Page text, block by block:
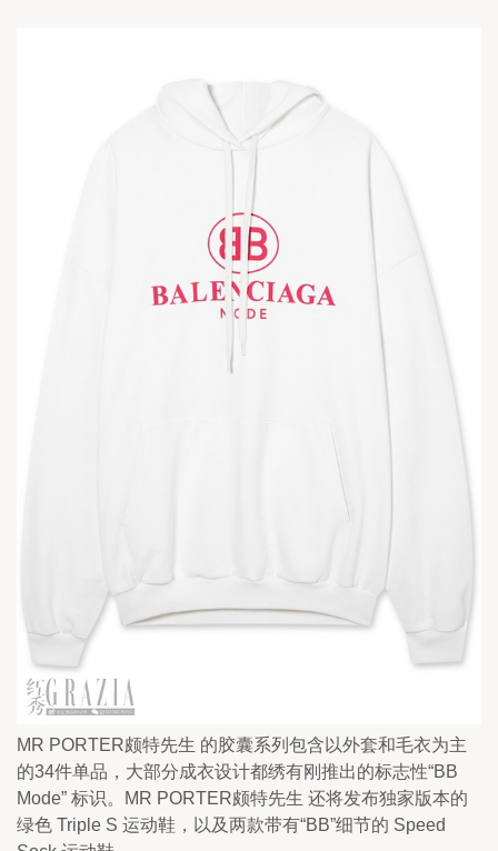
MR PORTER颇特先生 的胶囊系列包含以外套和毛衣为主
的34件单品，大部分成衣设计都绣有刚推出的标志性“BB
Mode” 标识。MR PORTER颇特先生 还将发布独家版本的
绿色 Triple S 运动鞋，以及两款带有“BB”细节的 Speed